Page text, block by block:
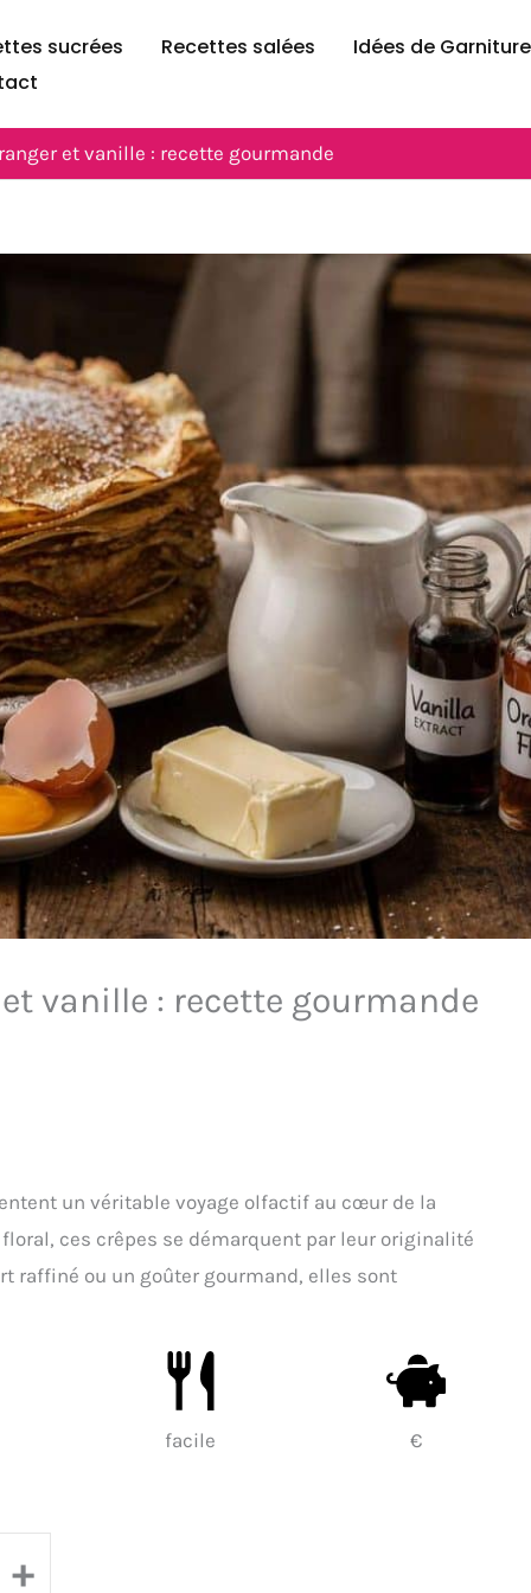
sucrées Recettes salées Idées de
et vanille : recette gourmande
vanille : recette gourmande
un véritable voyage olfactif au cœur de la
ces crêpes se démarquent par leur originalité
raffiné ou un goûter gourmand, elles sont
facile €
+